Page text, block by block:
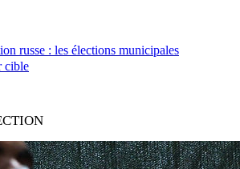
russe : les élections municipales
cible